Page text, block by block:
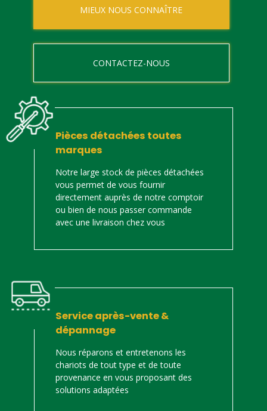
MIEUX NOUS CONNAÎTRE
CONTACTEZ-NOUS
Pièces détachées toutes
marques
Notre large stock de pièces détachées
vous permet de vous fournir
directement auprès de notre comptoir
ou bien de nous passer commande
avec une livraison chez vous
Service après-vente &
dépannage
Nous réparons et entretenons les
chariots de tout type et de toute
provenance en vous proposant des
solutions adaptées